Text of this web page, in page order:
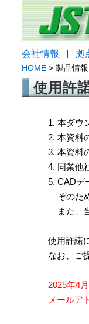
会社情報 拠
HOME > 製品情報
使用許
1. 本ダウ
2. 本資料
3. 本資料
4. 同業他
5. CADデ
そのた
また、
使用許諾
なお、ご
2025年4
メールア